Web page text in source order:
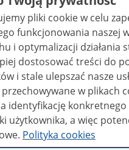
Creative Commons: uznanie
niekomercyjne - bez utworów
NC-ND 4.0), o ile nie jest to
pliki cookie w celu
funkcjonowania naszej
optymalizacji działania strony.
dostosować treści do
stale ulepszać nasze usługi.
w plikach
identyfikację
użytkownika, a więc
Polityka cookies